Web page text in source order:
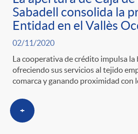
e
n
s
o
r
í
a
a
F
i
l
o
n
t
e
Sabadell consolida la
Entidad en el Vallès
02/11/2020
La cooperativa de crédito impulsa la
ofreciendo sus servicios al tejido
comarca y ganando proximidad con
+